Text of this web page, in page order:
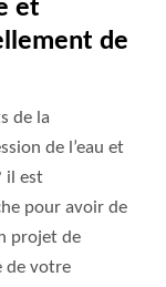
et
de
de la
de l’eau et
il est
pour avoir de
projet de
de votre